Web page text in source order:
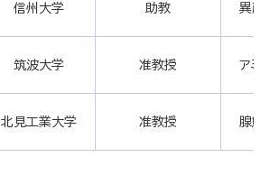
信州大学 助教 異所
筑波大学 准教授 アミ
北見工業大学 准教授 腺鱗